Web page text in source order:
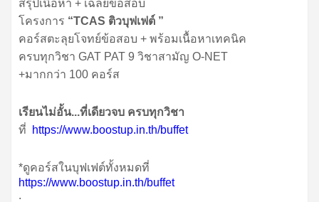
สรุปเนื้อหา + เฉลยข้อสอบ
โครงการ “TCAS ติวบุฟเฟต์ ”
คอร์สตะลุยโจทย์ข้อสอบ + พร้อมเนื้อหาเทคนิค
ครบทุกวิชา GAT PAT 9 วิชาสามัญ O-NET
+มากกว่า 100 คอร์ส
เรียนไม่อั้น...ที่เดียวจบ ครบทุกวิชา
ที่
https://www.boostup.in.th/buffet
*ดูคอร์สในบุฟเฟต์ทั้งหมดที่
https://www.boostup.in.th/buffet
.